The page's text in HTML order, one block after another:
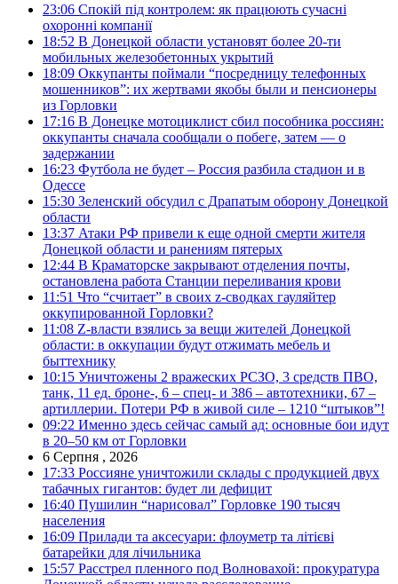
23:06 Спокій під контролем: як працюють сучасні
охоронні компанії
18:52 В Донецкой области установят более 20-ти
мобильных железобетонных укрытий
18:09 Оккупанты поймали “посредницу телефонных
мошенников”: их жертвами якобы были и пенсионеры
из Горловки
17:16 В Донецке мотоциклист сбил пособника россиян:
оккупанты сначала сообщали о побеге, затем — о
задержании
16:23 Футбола не будет – Россия разбила стадион и в
Одессе
15:30 Зеленский обсудил с Драпатым оборону Донецкой
области
13:37 Атаки РФ привели к еще одной смерти жителя
Донецкой области и ранениям пятерых
12:44 В Краматорске закрывают отделения почты,
остановлена работа Станции переливания крови
11:51 Что “считает” в своих z-сводках гауляйтер
оккупированной Горловки?
11:08 Z-власти взялись за вещи жителей Донецкой
области: в оккупации будут отжимать мебель и
быттехнику
10:15 Уничтожены 2 вражеских РСЗО, 3 средств ПВО,
танк, 11 ед. броне-, 6 – спец- и 386 – автотехники, 67 –
артиллерии. Потери РФ в живой силе – 1210 “штыков”!
09:22 Именно здесь сейчас самый ад: основные бои идут
в 20–50 км от Горловки
6 Серпня , 2026
17:33 Россияне уничтожили склады с продукцией двух
табачных гигантов: будет ли дефицит
16:40 Пушилин “нарисовал” Горловке 190 тысяч
населения
16:09 Прилади та аксесуари: флоуметр та літієві
батарейки для лічильника
15:57 Расстрел пленного под Волновахой: прокуратура